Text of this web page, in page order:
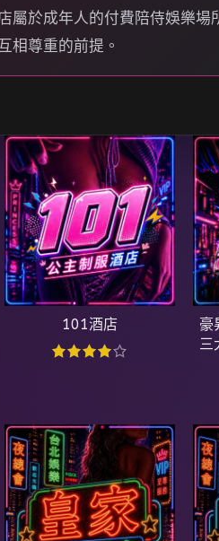
屬於成年人的付費陪侍娛樂場
相尊重的前提。
101酒店
豪
三